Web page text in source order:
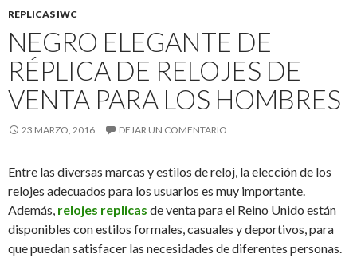
REPLICAS IWC
NEGRO ELEGANTE DE
RÉPLICA DE RELOJES DE
VENTA PARA LOS HOMBRES
23 MARZO, 2016 DEJAR UN COMENTARIO
Entre las diversas marcas y estilos de reloj, la elección de los
relojes adecuados para los usuarios es muy importante.
Además, relojes replicas de venta para el Reino Unido están
disponibles con estilos formales, casuales y deportivos, para
que puedan satisfacer las necesidades de diferentes personas.